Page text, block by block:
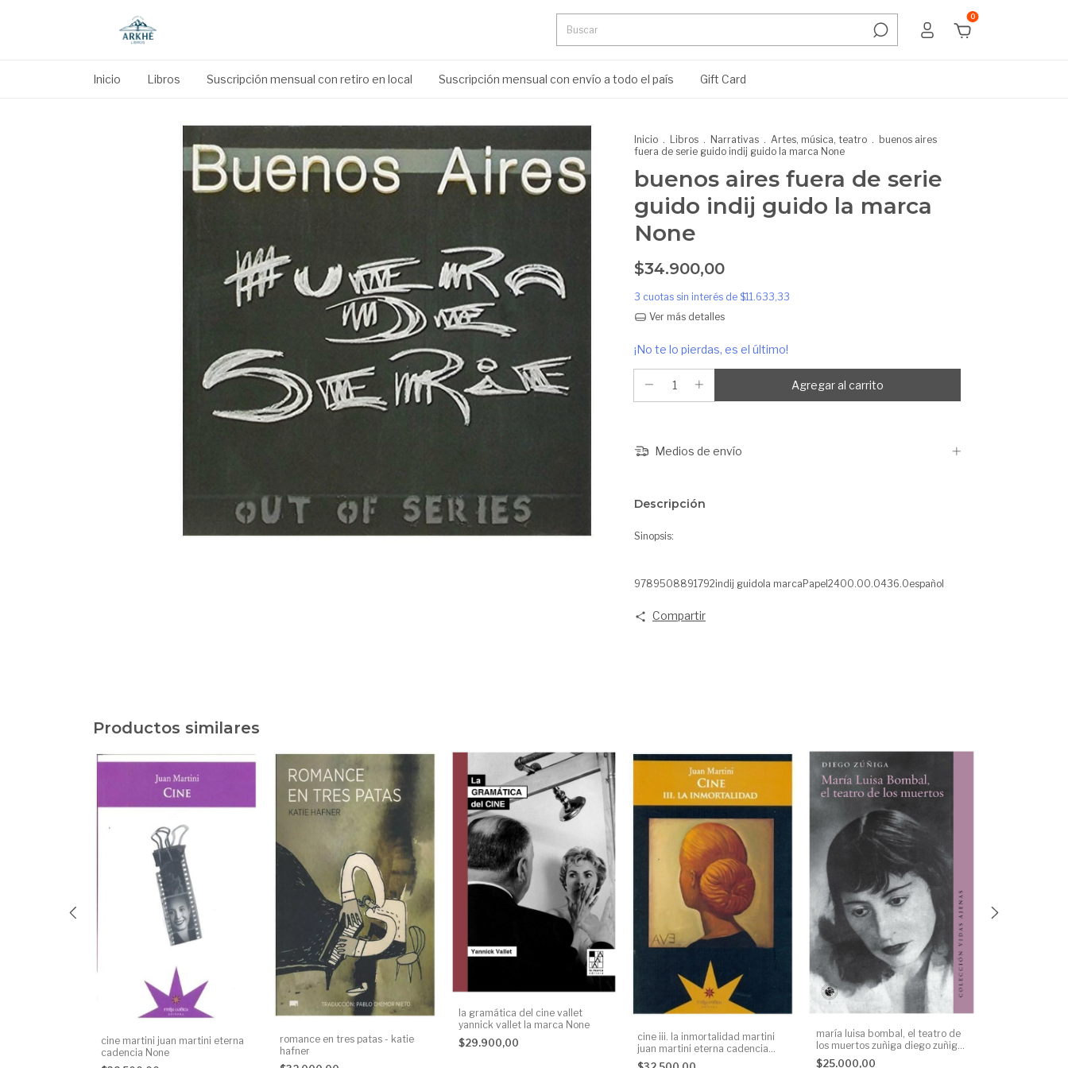
0
Inicio Libros Suscripción mensual con retiro en local Suscripción mensual con envío a todo el país Gift Card
Inicio . Libros . Narrativas . Artes, música, teatro . buenos aires
fuera de serie guido indij guido la marca None
buenos aires fuera de serie
guido indij guido la marca
None
$34.900,00
3 cuotas sin interés de $11.633,33
Ver más detalles
¡No te lo pierdas, es el último!
Medios de envío
Descripción
Sinopsis:
9789508891792indij guidola marcaPapel2400.00.0436.0español
Compartir
Productos similares
cine martini juan martini eterna
cadencia None
romance en tres patas - katie
hafner
la gramática del cine vallet
yannick vallet la marca None
$29.900,00
cine iii. la inmortalidad martini
juan martini eterna cadencia
None
maría luisa bombal, el teatro de
los muertos zuñiga diego zuñiga
udp None
$25.000,00